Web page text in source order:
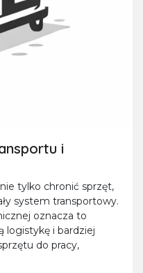
i
tylko chronić sprzęt,
system transportowy.
oznacza to
logistykę i bardziej
do pracy,